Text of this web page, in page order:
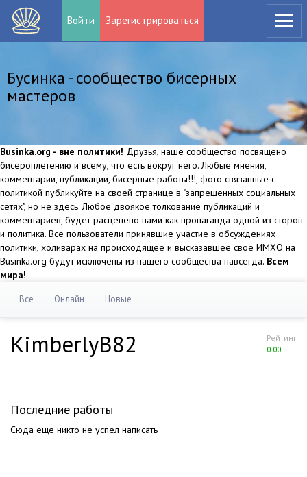
Войти Зарегистрироваться
Бусинка - сообщество бисерных
мастеров
Businka.org - вне политики! Друзья, наше сообщество посвящено
бисероплетению и всему, что есть вокруг него. Любые мнения,
комментарии, публикации, бисерные работы!!!, фото связанные с
политикой публикуйте на своей странице в "запрещенных социальных
сетях", но не здесь. Любое двоякое толкование публикаций и
комментариев, будет расценено нами как пропаганда одной из сторон
и политика. Все пользователи принявшие участие в обсуждениях
политики, холиварах на происходящее и высказавшее свое ИМХО на
Businka.org будут исключены из нашего сообщества навсегда. Всем
мира!
Все Онлайн Новые
Рейтинг
0.00
KimberlyB82
Последние работы
Сюда еще никто не успел написать